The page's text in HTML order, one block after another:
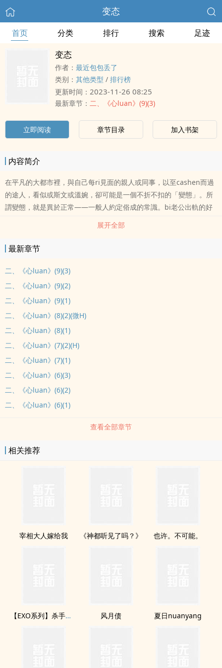
变态
首页 分类 排行 搜索 足迹
变态
作者： 最近包包丢了
类别： 其他类型 / 排行榜
更新时间： 2023-11-26 08:25
最新章节： 二、《心luan》(9)(3)
立即阅读 章节目录 加入书架
内容简介
在平凡的大都市裡，與自己每ri見面的親人或同事，以至cashen而過
的途人，看似或斯文或溫婉，卻可能是一個不折不扣的「變態」。所
謂變態，就是異於正常——一般人約定俗成的常識。bi老公出軌的好
太太;幫助拜金老婆尋找富有夫婿的好老公;有戀指癖的護甲師;強bi親
弟弟與自己亂倫的姐姐;畏懼年輕男人、只對中老年男人有xing慾的女
子……還有呢?包包an:一直想寫寫ju有不同癖好的變態，今天有空就隨
我的心qing更新，並不是我一直蘊釀的新長篇。
展开全部
最新章节
二、《心luan》(9)(3)
二、《心luan》(9)(2)
二、《心luan》(9)(1)
二、《心luan》(8)(2)(微H)
二、《心luan》(8)(1)
二、《心luan》(7)(2)(H)
二、《心luan》(7)(1)
二、《心luan》(6)(3)
二、《心luan》(6)(2)
二、《心luan》(6)(1)
查看全部章节
相关推荐
宰相大人嫁给我 《神都听见了吗？》 也许。不可能。
【EXO系列】杀手小姐与总裁先生、 风月债 夏日nuanyang